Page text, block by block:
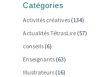
Catégories
Activités créatives(134)
Actualités TétrasLire(57)
conseils(6)
Enseignants(63)
Illustrateurs(16)